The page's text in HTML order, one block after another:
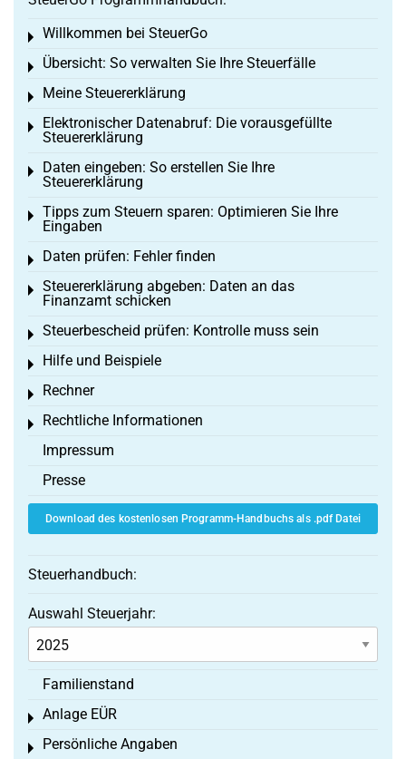
Willkommen bei SteuerGo
Toggle menu
Übersicht: So verwalten Sie Ihre Steuerfälle
Toggle menu
Meine Steuererklärung
Toggle menu
Elektronischer Datenabruf: Die vorausgefüllte
Steuererklärung
Toggle menu
Daten eingeben: So erstellen Sie Ihre
Steuererklärung
Toggle menu
Tipps zum Steuern sparen: Optimieren Sie Ihre
Eingaben
Toggle menu
Daten prüfen: Fehler finden
Toggle menu
Steuererklärung abgeben: Daten an das
Finanzamt schicken
Toggle menu
Steuerbescheid prüfen: Kontrolle muss sein
Toggle menu
Hilfe und Beispiele
Toggle menu
Rechner
Toggle menu
Rechtliche Informationen
Toggle menu
Impressum
Presse
Download des kostenlosen Programm-Handbuchs als .pdf Datei
Steuerhandbuch:
Auswahl Steuerjahr:
Familienstand
Anlage EÜR
Toggle menu
Persönliche Angaben
Toggle menu